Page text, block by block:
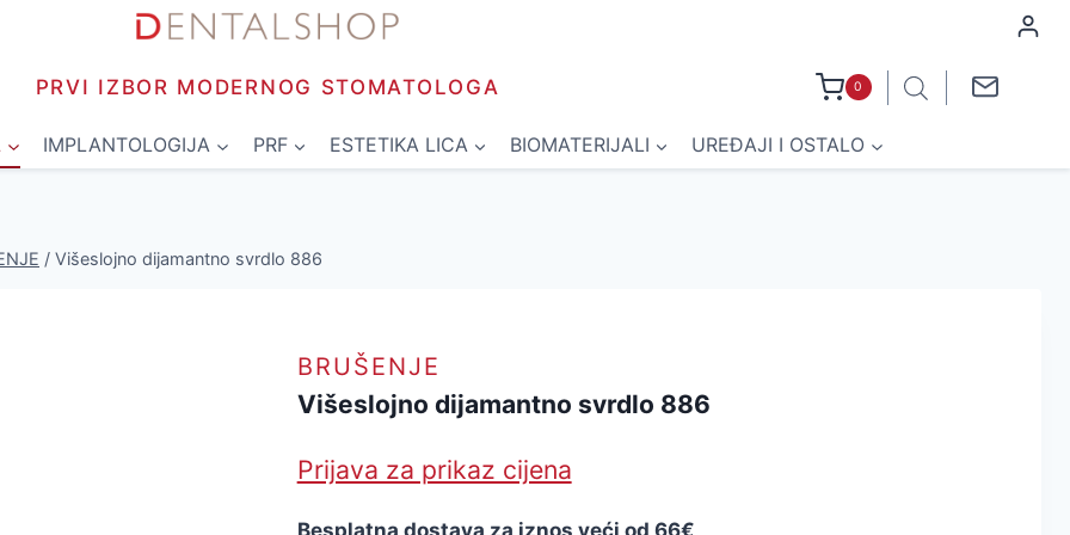
PRVI IZBOR MODERNOG STOMATOLOGA 0
IMPLANTOLOGIJA PRF ESTETIKA LICA BIOMATERIJALI UREĐAJI I OSTALO
/ Višeslojno dijamantno svrdlo 886
BRUŠENJE
Višeslojno dijamantno svrdlo 886
Prijava za prikaz cijena
Besplatna dostava za iznos veći od 66€